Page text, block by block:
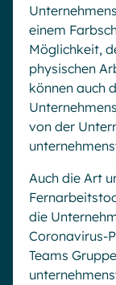
einem
Möglichkeit,
physischen
können auch
von der
Auch die Art
die
Coronavirus-
Teams